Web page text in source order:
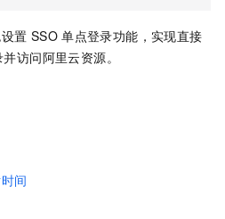
置 SSO 单点登录功能，实现直接
访问阿里云资源。
间